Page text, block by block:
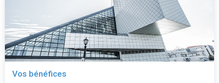
Vos bénéfices